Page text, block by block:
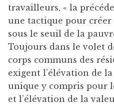
travailleurs, « la
une tactique pour
sous le seuil de la
Toujours dans le volet
corps communs des
exigent l’élévation de
unique y compris pour
et l’élévation de la